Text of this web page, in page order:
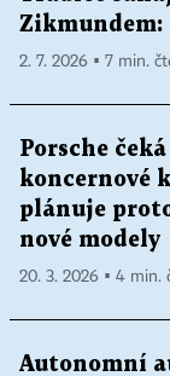
Zikmundem:
2. 7. 2026 ▪ 7 min.
Porsche
koncernové
plánuje
nové modely
20. 3. 2026 ▪ 4 min.
Autonomní